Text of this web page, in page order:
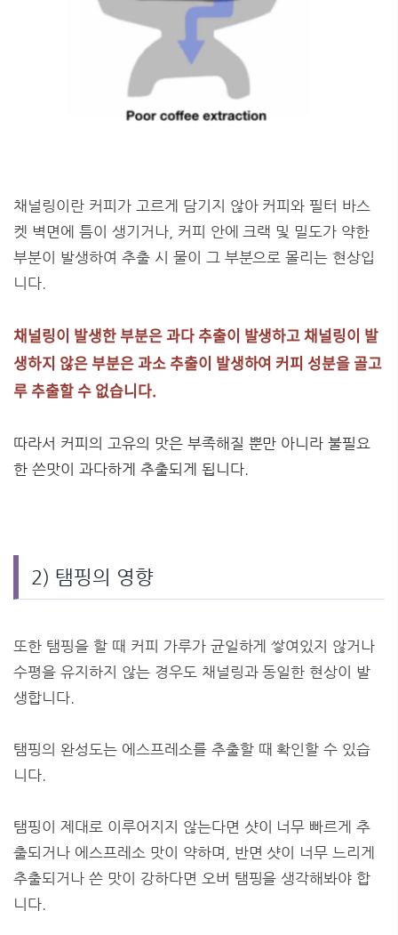
채널링이란 커피가 고르게 담기지 않아 커피와 필터 바스
켓 벽면에 틈이 생기거나, 커피 안에 크랙 및 밀도가 약한
부분이 발생하여 추출 시 물이 그 부분으로 몰리는 현상입
니다.
채널링이 발생한 부분은 과다 추출이 발생하고 채널링이 발
생하지 않은 부분은 과소 추출이 발생하여 커피 성분을 골고
루 추출할 수 없습니다.
따라서 커피의 고유의 맛은 부족해질 뿐만 아니라 불필요
한 쓴맛이 과다하게 추출되게 됩니다.
2) 탬핑의 영향
또한 탬핑을 할 때 커피 가루가 균일하게 쌓여있지 않거나
수평을 유지하지 않는 경우도 채널링과 동일한 현상이 발
생합니다.
탬핑의 완성도는 에스프레소를 추출할 때 확인할 수 있습
니다.
탬핑이 제대로 이루어지지 않는다면 샷이 너무 빠르게 추
출되거나 에스프레소 맛이 약하며, 반면 샷이 너무 느리게
추출되거나 쓴 맛이 강하다면 오버 탬핑을 생각해봐야 합
니다.